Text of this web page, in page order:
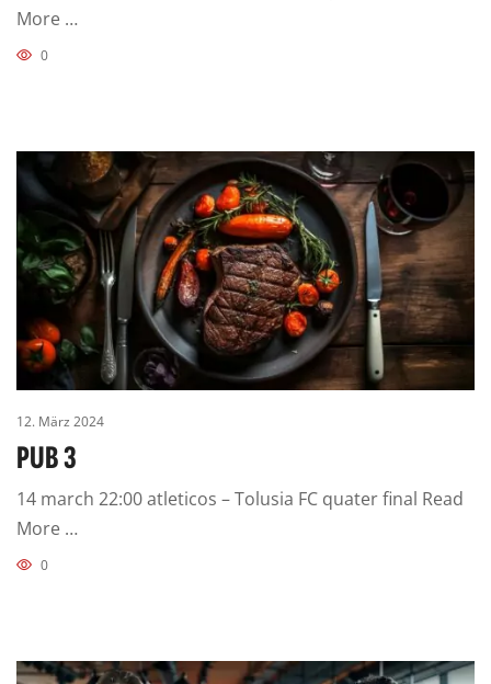
More …
0
12. März 2024
PUB 3
14 march 22:00 atleticos – Tolusia FC quater final Read
More …
0